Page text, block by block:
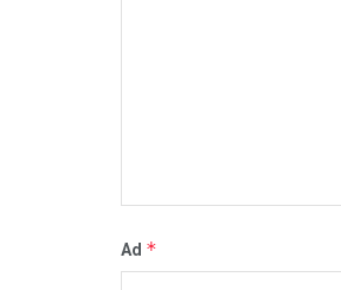
Ad *